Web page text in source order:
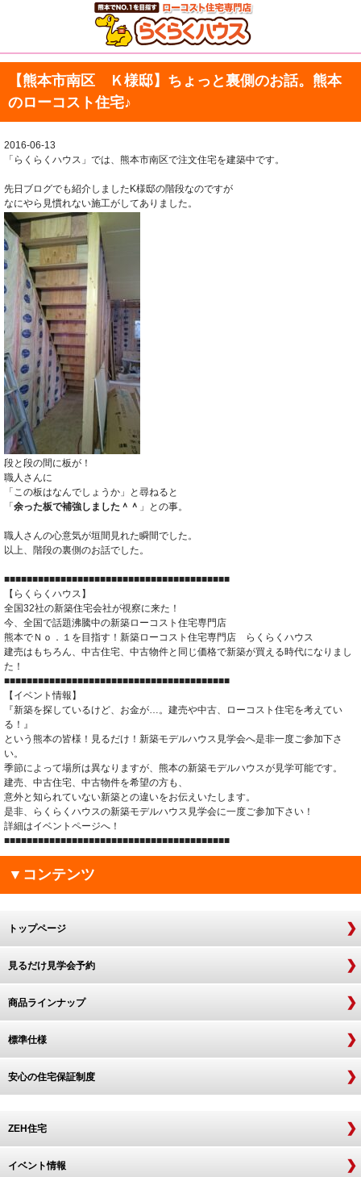
【熊本市南区 Ｋ様邸】ちょっと裏側のお話。熊本
のローコスト住宅♪
2016-06-13
「らくらくハウス」では、熊本市南区で注文住宅を建築中です。
先日ブログでも紹介しましたK様邸の階段なのですが
なにやら見慣れない施工がしてありました。
段と段の間に板が！
職人さんに
「この板はなんでしょうか」と尋ねると
「 余った板で補強しました＾＾ 」との事。
職人さんの心意気が垣間見れた瞬間でした。
以上、階段の裏側のお話でした。
■■■■■■■■■■■■■■■■■■■■■■■■■■■■■■■■■■■■■■■■
【らくらくハウス】
全国32社の新築住宅会社が視察に来た！
今、全国で話題沸騰中の新築ローコスト住宅専門店
熊本でＮｏ．１を目指す！新築ローコスト住宅専門店 らくらくハウス
建売はもちろん、中古住宅、中古物件と同じ価格で新築が買える時代になりまし
た！
■■■■■■■■■■■■■■■■■■■■■■■■■■■■■■■■■■■■■■■■
【イベント情報】
『新築を探しているけど、お金が…。建売や中古、ローコスト住宅を考えてい
る！』
という熊本の皆様！見るだけ！新築モデルハウス見学会へ是非一度ご参加下さ
い。
季節によって場所は異なりますが、熊本の新築モデルハウスが見学可能です。
建売、中古住宅、中古物件を希望の方も、
意外と知られていない新築との違いをお伝えいたします。
是非、らくらくハウスの新築モデルハウス見学会に一度ご参加下さい！
詳細はイベントページへ！
■■■■■■■■■■■■■■■■■■■■■■■■■■■■■■■■■■■■■■■■
▼コンテンツ
トップページ
見るだけ見学会予約
商品ラインナップ
標準仕様
安心の住宅保証制度
ZEH住宅
イベント情報